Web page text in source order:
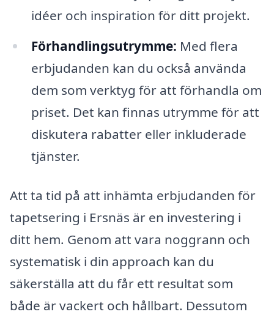
idéer och inspiration för ditt projekt.
Förhandlingsutrymme: Med flera
erbjudanden kan du också använda
dem som verktyg för att förhandla om
priset. Det kan finnas utrymme för att
diskutera rabatter eller inkluderade
tjänster.
Att ta tid på att inhämta erbjudanden för
tapetsering i Ersnäs är en investering i
ditt hem. Genom att vara noggrann och
systematisk i din approach kan du
säkerställa att du får ett resultat som
både är vackert och hållbart. Dessutom